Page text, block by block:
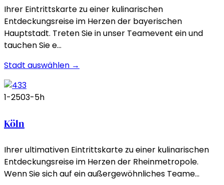
Ihrer Eintrittskarte zu einer kulinarischen
Entdeckungsreise im Herzen der bayerischen
Hauptstadt. Treten Sie in unser Teamevent ein und
tauchen Sie e…
Stadt auswählen →
1-2503-5h
Köln
Ihrer ultimativen Eintrittskarte zu einer kulinarischen
Entdeckungsreise im Herzen der Rheinmetropole.
Wenn Sie sich auf ein außergewöhnliches Teame…